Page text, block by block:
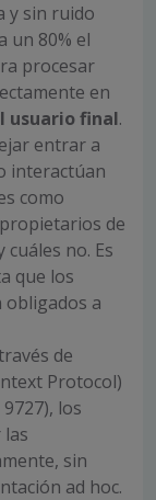
y sin ruido
un 80% el
procesar
en
usuario final.
entrar a
interactúan
como
de
no. Es
que los
a
de
Protocol)
los
sin
ad hoc.